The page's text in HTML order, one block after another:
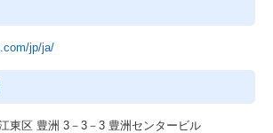
jp/ja/
東区 豊洲 3－3－3 豊洲センタービル